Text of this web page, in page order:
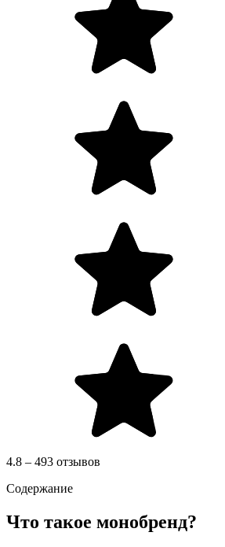
4.8 – 493 отзывов
Содержание
Что такое монобренд?